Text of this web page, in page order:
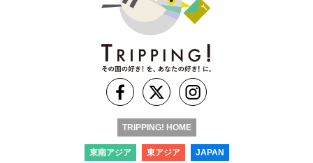
TRIPPING! HOME
東南アジア 東アジア JAPAN